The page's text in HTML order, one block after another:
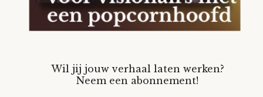
Wil jij jouw verhaal laten werken?
Neem een abonnement!